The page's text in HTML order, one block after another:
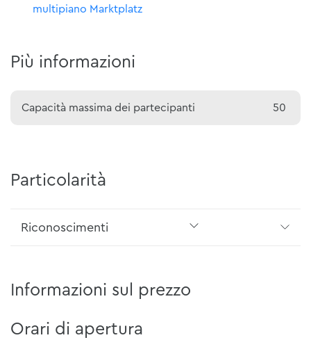
multipiano Marktplatz
Più informazioni
Capacità massima dei partecipanti 50
Particolarità
Riconoscimenti
Informazioni sul prezzo
Orari di apertura